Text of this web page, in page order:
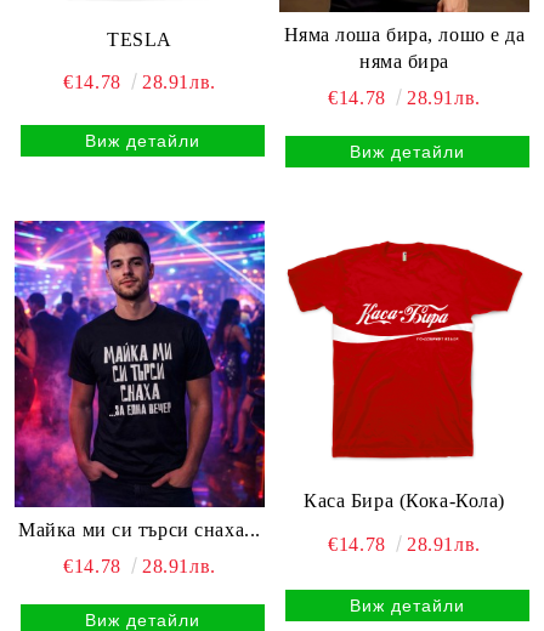
TESLA
€14.78 28.91лв.
Виж детайли
Няма лоша бира, лошо е да
няма бира
€14.78
28.91лв.
Виж детайли
Майка ми си търси снаха...
€14.78
28.91лв.
Виж детайли
Каса Бира (Кока-Кола)
€14.78 28.91лв.
Виж детайли